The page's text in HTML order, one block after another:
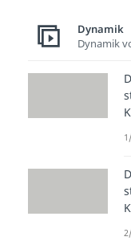
Dynamik
Dynamik